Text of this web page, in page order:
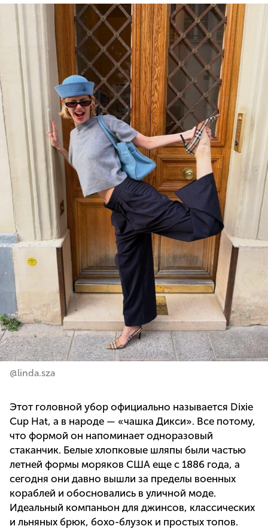
@linda.sza
Этот головной убор официально называется Dixie
Cup Hat, а в народе — «чашка Дикси». Все потому,
что формой он напоминает одноразовый
стаканчик. Белые хлопковые шляпы были частью
летней формы моряков США еще с 1886 года, а
сегодня они давно вышли за пределы военных
кораблей и обосновались в уличной моде.
Идеальный компаньон для джинсов, классических
и льняных брюк, бохо-блузок и простых топов.